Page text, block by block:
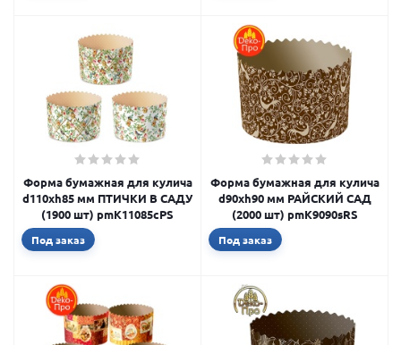
Форма бумажная для кулича
d110xh85 мм ПТИЧКИ В САДУ
(1900 шт) pmK11085cPS
Под заказ
Форма бумажная для кулича
d90xh90 мм РАЙСКИЙ САД
(2000 шт) pmK9090sRS
Под заказ